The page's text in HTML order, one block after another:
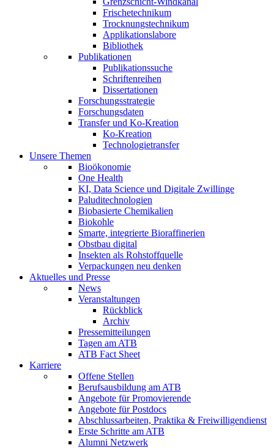
Frischetechnikum
Trocknungstechnikum
Applikationslabore
Bibliothek
Publikationen
Publikationssuche
Schriftenreihen
Dissertationen
Forschungsstrategie
Forschungsdaten
Transfer und Ko-Kreation
Ko-Kreation
Technologietransfer
Unsere Themen
Bioökonomie
One Health
KI, Data Science und Digitale Zwillinge
Paluditechnologien
Biobasierte Chemikalien
Biokohle
Smarte, integrierte Bioraffinerien
Obstbau digital
Insekten als Rohstoffquelle
Verpackungen neu denken
Aktuelles und Presse
News
Veranstaltungen
Rückblick
Archiv
Pressemitteilungen
Tagen am ATB
ATB Fact Sheet
Karriere
Offene Stellen
Berufsausbildung am ATB
Angebote für Promovierende
Angebote für Postdocs
Abschlussarbeiten, Praktika & Freiwilligendienst
Erste Schritte am ATB
Alumni Netzwerk